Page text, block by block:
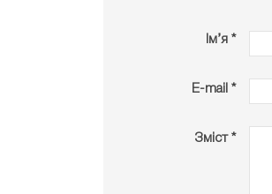
Ім’я *
E-mail *
Зміст *